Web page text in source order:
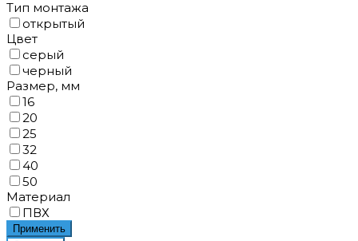
Тип монтажа
открытый
Цвет
серый
черный
Размер, мм
16
20
25
32
40
50
Материал
ПВХ